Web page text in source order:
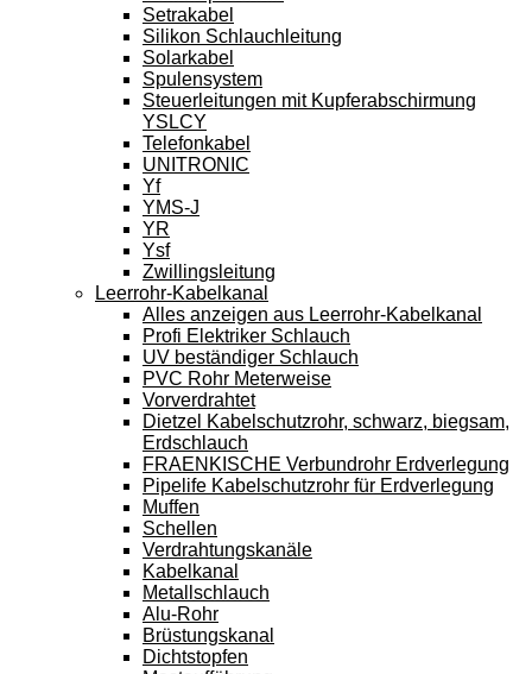
Setrakabel
Silikon Schlauchleitung
Solarkabel
Spulensystem
Steuerleitungen mit Kupferabschirmung
YSLCY
Telefonkabel
UNITRONIC
Yf
YMS-J
YR
Ysf
Zwillingsleitung
Leerrohr-Kabelkanal
Alles anzeigen aus Leerrohr-Kabelkanal
Profi Elektriker Schlauch
UV beständiger Schlauch
PVC Rohr Meterweise
Vorverdrahtet
Dietzel Kabelschutzrohr, schwarz, biegsam,
Erdschlauch
FRAENKISCHE Verbundrohr Erdverlegung
Pipelife Kabelschutzrohr für Erdverlegung
Muffen
Schellen
Verdrahtungskanäle
Kabelkanal
Metallschlauch
Alu-Rohr
Brüstungskanal
Dichtstopfen